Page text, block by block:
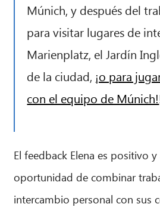
Múnich, y después del
para visitar lugares de
Marienplatz, el Jardín
de la ciudad, ¡o para
con el equipo de Múnich!
El feedback Elena es positivo
oportunidad de combinar
intercambio personal con sus